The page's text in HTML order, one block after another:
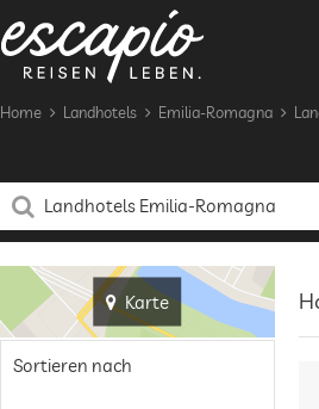
Home Landhotels Emilia-Romagna
Karte
Sortieren nach